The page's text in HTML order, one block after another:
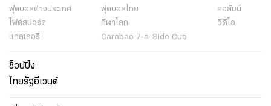
ฟุตบอลต่่างประเทศ ฟุตบอลไทย
คอลัมน์
ไฟต์สปอร์ต
กีฬาโลก
วิดีโอ
แกลเลอรี่
Carabao 7-a-Side Cup
ช็อปปิ้ง
ไทยรัฐอีเวนต์